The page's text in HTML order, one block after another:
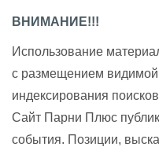
ВНИМАНИЕ!!!
Использование
с размещением
индексирования
Сайт Парни Плюс
события. Позиции,